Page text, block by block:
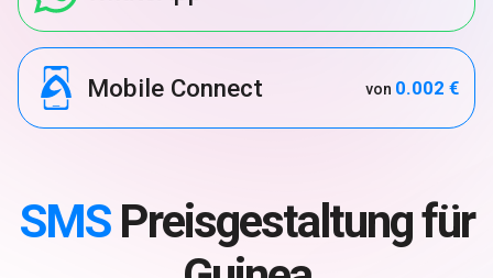
Mobile Connect von 0.002 €
SMSPreisgestaltung für